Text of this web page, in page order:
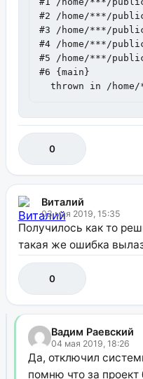
#2 /home/***/
#3 /home/***/
#4 /home/***/
#5 /home/***/
#6 {main}
thrown in /
0
Виталий
03 мая 2019, 15:35
Получилось как то
такая же ошибка
0
Вадим Раевский
04 мая 2019, 18:26
Да, отключил
помню что за